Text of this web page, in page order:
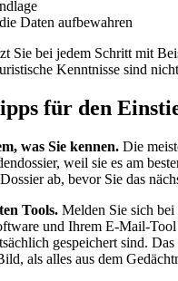
Daten aufbewahren
Sie bei jedem Schritt mit
Kenntnisse sind
für den
was Sie kennen. Die
weil sie es am
ab, bevor Sie das
Tools. Melden Sie sich
und Ihrem E-Mail-Tool
gespeichert sind.
als alles aus dem